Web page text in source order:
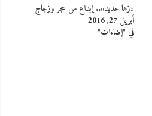
«زها حديد».. إبداع من حجر وزجاج
أبريل 27, 2016
في "إضاءات"